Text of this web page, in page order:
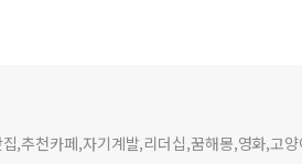
,추천카페,자기계발,리더십,꿈해몽,영화,고